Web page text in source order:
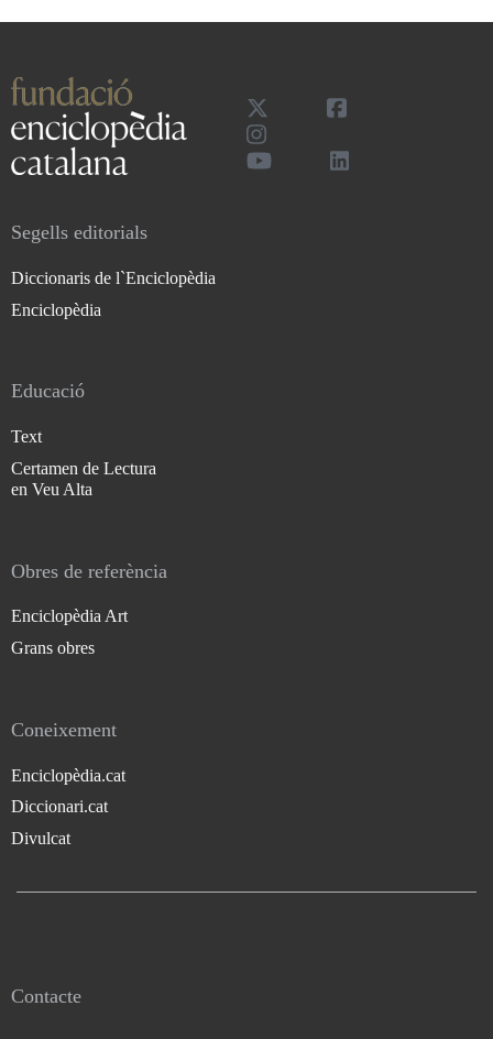
Segells editorials
Diccionaris de l`Enciclopèdia
Enciclopèdia
Educació
Text
Certamen de Lectura
en Veu Alta
Obres de referència
Enciclopèdia Art
Grans obres
Coneixement
Enciclopèdia.cat
Diccionari.cat
Divulcat
Contacte